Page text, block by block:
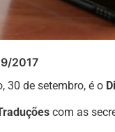
2017
30 de setembro, é o
com as